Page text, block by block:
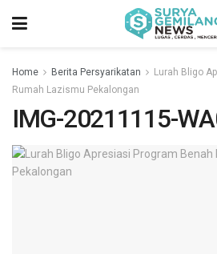
Home Berita Persyarikatan
Lurah Bligo
Rumah Lazismu Pekalongan
IMG-20211115-